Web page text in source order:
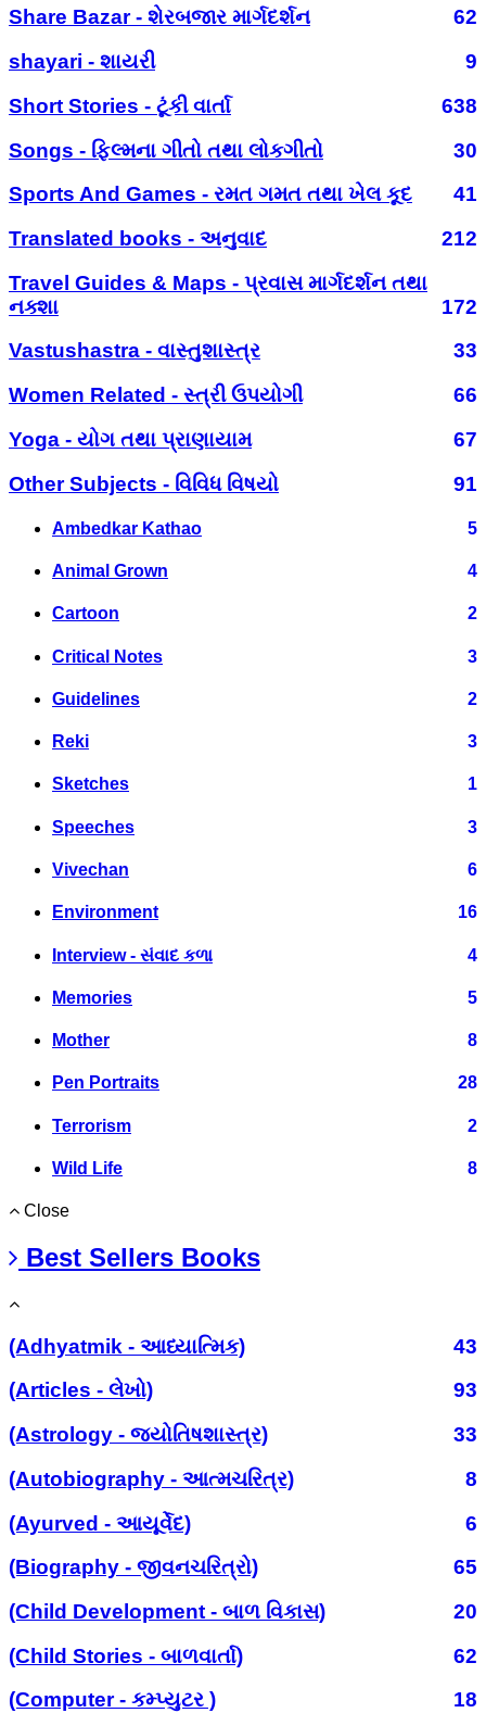
Share Bazar - શેરબજાર માર્ગદર્શન
62
shayari - શાયરી
9
Short Stories - ટૂંકી વાર્તા
638
Songs - ફિલ્મના ગીતો તથા લોકગીતો
30
Sports And Games - રમત ગમત તથા ખેલ કૂદ
41
Translated books - અનુવાદ
212
Travel Guides & Maps - પ્રવાસ માર્ગદર્શન તથા
નક્શા
172
Vastushastra - વાસ્તુશાસ્ત્ર
33
Women Related - સ્ત્રી ઉપયોગી
66
Yoga - યોગ તથા પ્રાણાયામ
67
Other Subjects - વિવિધ વિષયો
91
Ambedkar Kathao 5
Animal Grown 4
Cartoon 2
Critical Notes 3
Guidelines 2
Reki 3
Sketches 1
Speeches 3
Vivechan 6
Environment 16
Interview - સંવાદ કળા 4
Memories 5
Mother 8
Pen Portraits 28
Terrorism 2
Wild Life 8
Close
Best Sellers Books
(Adhyatmik - આધ્યાત્મિક)
43
(Articles - લેખો)
93
(Astrology - જ્યોતિષશાસ્ત્ર)
33
(Autobiography - આત્મચરિત્ર)
8
(Ayurved - આયૂર્વેદ)
6
(Biography - જીવનચરિત્રો)
65
(Child Development - બાળ વિકાસ)
20
(Child Stories - બાળવાર્તા)
62
(Computer - કમ્પ્યુટર )
18